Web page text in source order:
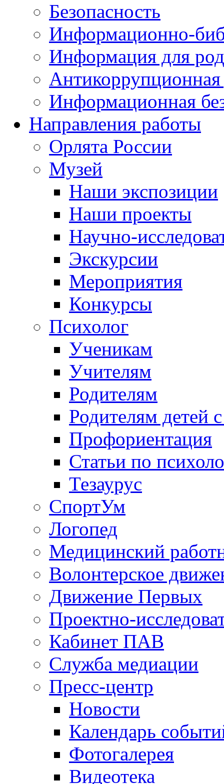
Безопасность
Информационно-
Информация для
Антикоррупционная
Информационная
Направления работы
Орлята России
Музей
Наши экспозиции
Наши проекты
Научно-
Экскурсии
Мероприятия
Конкурсы
Психолог
Ученикам
Учителям
Родителям
Родителям детей
Профориентация
Статьи по
Тезаурус
СпортУм
Логопед
Медицинский
Волонтерское
Движение Первых
Проектно-
Кабинет ПАВ
Служба медиации
Пресс-центр
Новости
Календарь
Фотогалерея
Видеотека